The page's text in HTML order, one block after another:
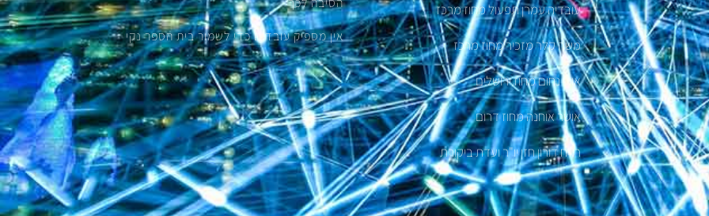
עובדיה עמרן תפעול מחוז מרכז
משה קלר מזכיר מחוז מרכז
אורי נחום מחוז ירושלים
אושר אוחנה מחוז דרום
רו"ח דורון חזן יו"ר ועדת ביקורת
אין מספיק עובדים כדי לשמור בית הספר נקי